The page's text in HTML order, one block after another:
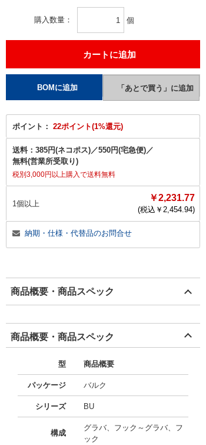
購入数量 個
ポイント： 22ポイント(1%還元)
送料： 385円(ネコポス)／550円(宅急便)／
無料(営業所受取り)
税別3,000円以上購入で送料無料
1個以上
￥2,231.77
(税込￥ 2,454.94)
納期・仕様・代替品のお問合せ
商品概要・商品スペック
商品概要・商品スペック
型 商品概要
パッケージ バルク
シリーズ BU
構成
グラバ、フック～グラバ、フ
ック